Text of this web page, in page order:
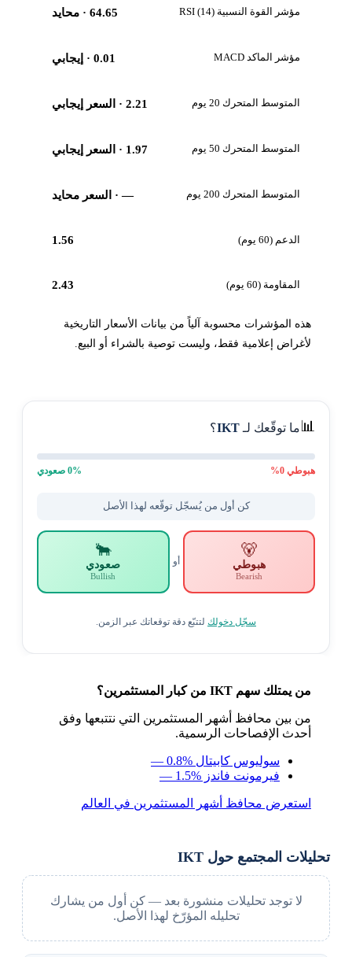
مؤشر القوة النسبية RSI (14) 64.65· محايد
مؤشر الماكد MACD 0.01· إيجابي
المتوسط المتحرك 20 يوم 2.21· السعر إيجابي
المتوسط المتحرك 50 يوم 1.97· السعر إيجابي
المتوسط المتحرك 200 يوم —· السعر محايد
الدعم (60 يوم) 1.56
المقاومة (60 يوم) 2.43
هذه المؤشرات محسوبة آلياً من بيانات الأسعار التاريخية
لأغراض إعلامية فقط، وليست توصية بالشراء أو البيع.
📊ما توقّعك لـIKT؟
هبوطي0
%
0% صعودي
كن أول من يُسجّل توقّعه لهذا الأصل
🐻
هبوطي
Bearish
أو
🐂
صعودي
Bullish
سجّل دخولكلتتبّع دقة توقعاتك عبر الزمن.
من يمتلك سهم IKT من كبار المستثمرين؟
من بين محافظ أشهر المستثمرين التي نتتبعها وفق
أحدث الإفصاحات الرسمية.
سوليوس كابيتال — 0.8%
فيرمونت فاندز — 1.5%
استعرض محافظ أشهر المستثمرين في العالم
تحليلات المجتمع حول IKT
لا توجد تحليلات منشورة بعد — كن أول من يشارك
تحليله المؤرّخ لهذا الأصل.